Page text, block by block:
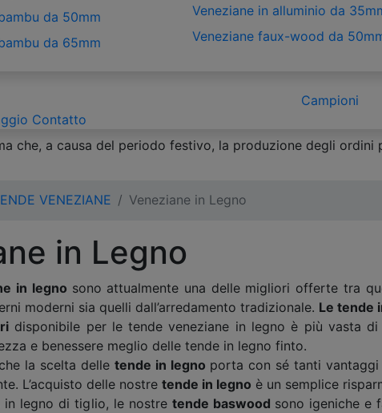
da 50mm
da 65mm
Veneziane in alluminio da
Veneziane faux-wood da
Campioni
Contatto
che, a causa del periodo festivo, la produzione degli
VENEZIANE Veneziane in Legno
in Legno
in legno sono attualmente una delle migliori offerte tra
moderni sia quelli dall’arredamento tradizionale. Le tende
disponibile per le tende veneziane in legno è più vasta
e benessere meglio delle tende in legno finto.
la scelta delle tende in legno porta con sé tanti
L’acquisto delle nostre tende in legno è un semplice
in legno di tiglio, le nostre tende baswood sono igeniche e